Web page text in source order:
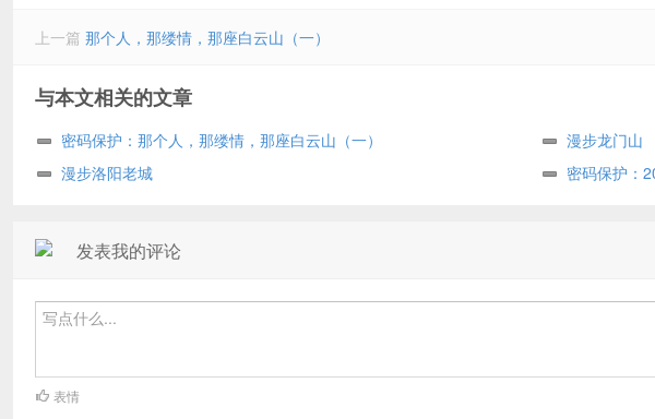
上一篇 那个人，那缕情，那座白云山（一）
与本文相关的文章
密码保护：那个人，那缕情，那座白云山（一）
漫步龙门山
漫步洛阳老城
密码保护：
发表我的评论
表情